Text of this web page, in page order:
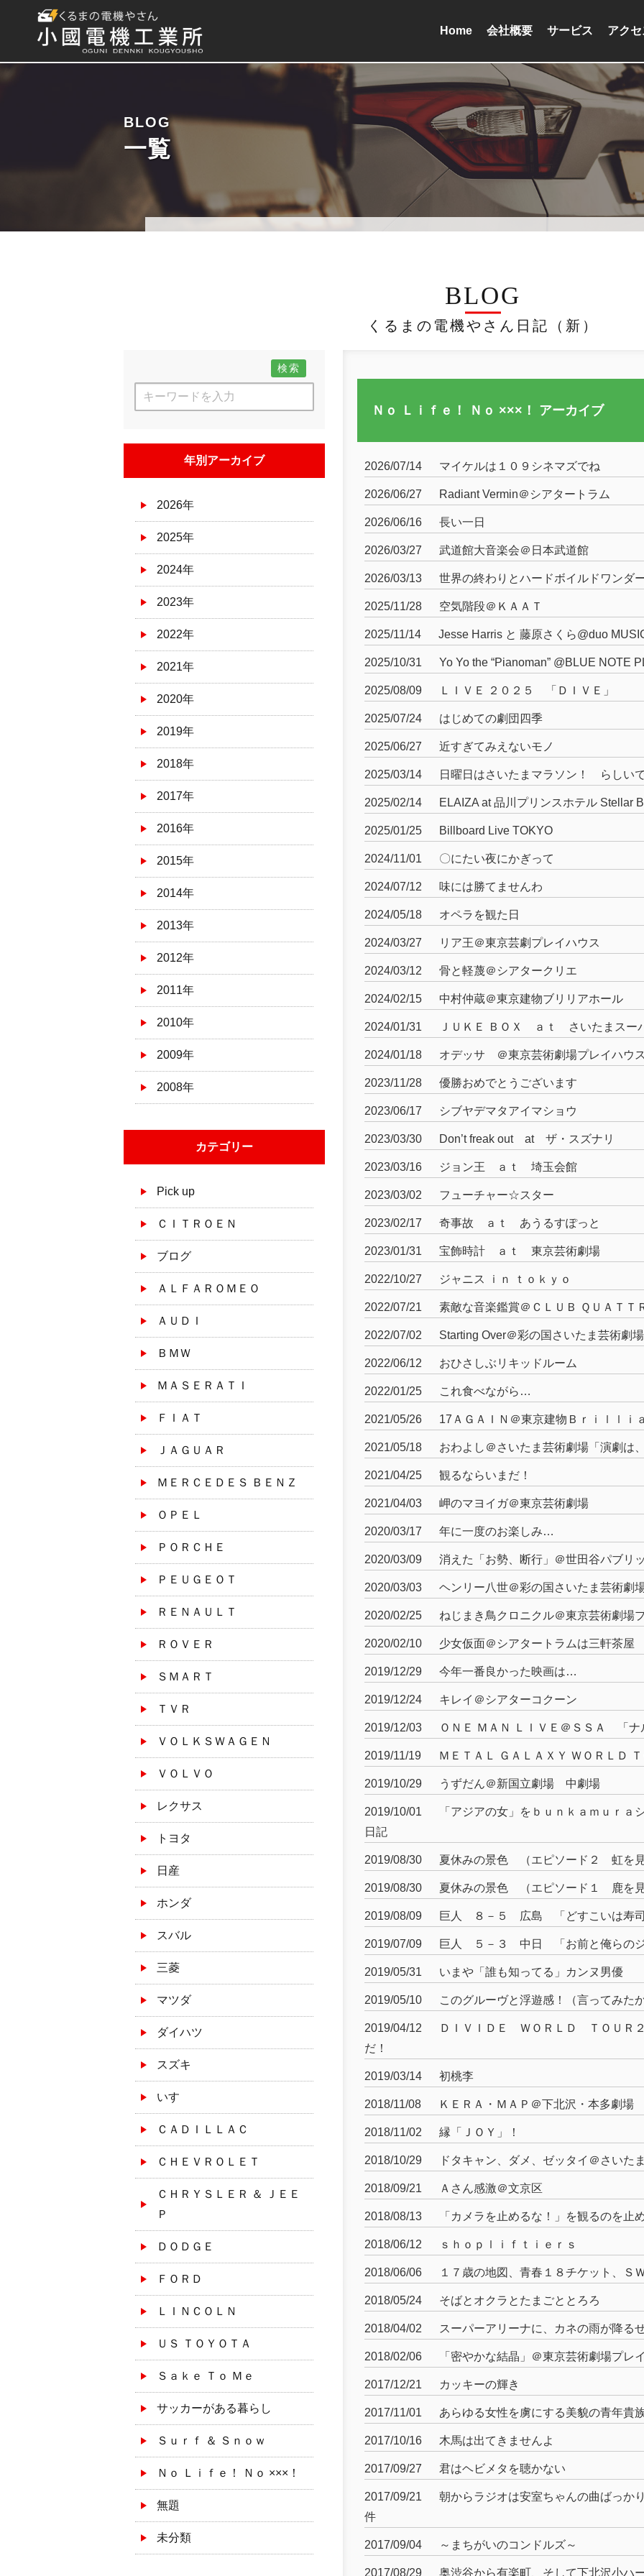
Home 会社概要 サービス アクセ
BLOG
一覧
BLOG
くるまの電機やさん日記（新）
検索
年別アーカイブ
2026年
2025年
2024年
2023年
2022年
2021年
2020年
2019年
2018年
2017年
2016年
2015年
2014年
2013年
2012年
2011年
2010年
2009年
2008年
カテゴリー
Pick up
ＣＩＴＲＯＥＮ
ブログ
ＡＬＦＡＲＯＭＥＯ
ＡＵＤＩ
ＢＭＷ
ＭＡＳＥＲＡＴＩ
ＦＩＡＴ
ＪＡＧＵＡＲ
ＭＥＲＣＥＤＥＳ ＢＥＮＺ
ＯＰＥＬ
ＰＯＲＣＨＥ
ＰＥＵＧＥＯＴ
ＲＥＮＡＵＬＴ
ＲＯＶＥＲ
ＳＭＡＲＴ
ＴＶＲ
ＶＯＬＫＳＷＡＧＥＮ
ＶＯＬＶＯ
レクサス
トヨタ
日産
ホンダ
スバル
三菱
マツダ
ダイハツ
スズキ
いすゞ
ＣＡＤＩＬＬＡＣ
ＣＨＥＶＲＯＬＥＴ
ＣＨＲＹＳＬＥＲ ＆ ＪＥＥ
Ｐ
ＤＯＤＧＥ
ＦＯＲＤ
ＬＩＮＣＯＬＮ
ＵＳ ＴＯＹＯＴＡ
Ｓａｋｅ Ｔｏ Ｍｅ
サッカーがある暮らし
Ｓｕｒｆ ＆ Ｓｎｏｗ
Ｎｏ Ｌｉｆｅ！ Ｎｏ ×××！
無題
未分類
Ｎｏ Ｌｉｆｅ！ Ｎｏ ×××！ アーカイブ
2026/07/14 マイケルは１０９シネマズでね
2026/06/27 Radiant Vermin＠シアタートラム
2026/06/16 長い一日
2026/03/27 武道館大音楽会＠日本武道館
2026/03/13 世界の終わりとハードボイルドワンダ
2025/11/28 空気階段＠ＫＡＡＴ
2025/11/14 Jesse Harris と 藤原さくら@duo
2025/10/31 Yo Yo the “Pianoman” @BLUE NOTE
2025/08/09 ＬＩＶＥ ２０２５ 「ＤＩＶＥ」
2025/07/24 はじめての劇団四季
2025/06/27 近すぎてみえないモノ
2025/03/14 日曜日はさいたまマラソン！ らしいで
2025/02/14 ELAIZA at 品川プリンスホテル Stellar
2025/01/25 Billboard Live TOKYO
2024/11/01 〇にたい夜にかぎって
2024/07/12 味には勝てませんわ
2024/05/18 オペラを観た日
2024/03/27 リア王＠東京芸劇プレイハウス
2024/03/12 骨と軽蔑＠シアタークリエ
2024/02/15 中村仲蔵＠東京建物ブリリアホール
2024/01/31 ＪＵＫＥ ＢＯＸ ａｔ さいたまスー
2024/01/18 オデッサ ＠東京芸術劇場プレイハウス
2023/11/28 優勝おめでとうございます
2023/06/17 シブヤデマタアイマショウ
2023/03/30 Don’t freak out at ザ・スズナリ
2023/03/16 ジョン王 ａｔ 埼玉会館
2023/03/02 フューチャー☆スター
2023/02/17 奇事故 ａｔ あうるすぽっと
2023/01/31 宝飾時計 ａｔ 東京芸術劇場
2022/10/27 ジャニス ｉｎ ｔｏｋｙｏ
2022/07/21 素敵な音楽鑑賞＠ＣＬＵＢ ＱＵＡＴＴ
2022/07/02 Starting Over＠彩の国さいたま芸術劇場
2022/06/12 おひさしぶリキッドルーム
2022/01/25 これ食べながら…
2021/05/26 17ＡＧＡＩＮ＠東京建物Ｂｒｉｌｌｉ
2021/05/18 おわよし＠さいたま芸術劇場「演劇は
2021/04/25 観るならいまだ！
2021/04/03 岬のマヨイガ＠東京芸術劇場
2020/03/17 年に一度のお楽しみ…
2020/03/09 消えた「お勢、断行」＠世田谷パブリ
2020/03/03 ヘンリー八世＠彩の国さいたま芸術劇
2020/02/25 ねじまき鳥クロニクル＠東京芸術劇場
2020/02/10 少女仮面＠シアタートラムは三軒茶屋
2019/12/29 今年一番良かった映画は…
2019/12/24 キレイ＠シアターコクーン
2019/12/03 ＯＮＥ ＭＡＮ ＬＩＶＥ＠ＳＳＡ 「ナ
2019/11/19 ＭＥＴＡＬ ＧＡＬＡＸＹ ＷＯＲＬＤ
2019/10/29 うずだん＠新国立劇場 中劇場
2019/10/01
「アジアの女」をｂｕｎｋａｍｕｒａ
日記
2019/08/30 夏休みの景色 （エピソード２ 虹を見
2019/08/30 夏休みの景色 （エピソード１ 鹿を見
2019/08/09 巨人 ８－５ 広島 「どすこいは寿司
2019/07/09 巨人 ５－３ 中日 「お前と俺らのジ
2019/05/31 いまや「誰も知ってる」カンヌ男優
2019/05/10 このグルーヴと浮遊感！（言ってみた
2019/04/12
ＤＩＶＩＤＥ ＷＯＲＬＤ ＴＯＵＲ
だ！
2019/03/14 初桃李
2018/11/08 ＫＥＲＡ・ＭＡＰ＠下北沢・本多劇場
2018/11/02 縁「ＪＯＹ」！
2018/10/29 ドタキャン、ダメ、ゼッタイ＠さいた
2018/09/21 Ａさん感激＠文京区
2018/08/13 「カメラを止めるな！」を観るのを止
2018/06/12 ｓｈｏｐｌｉｆｔｉｅｒｓ
2018/06/06 １７歳の地図、青春１８チケット、Ｓ
2018/05/24 そばとオクラとたまごととろろ
2018/04/02 スーパーアリーナに、カネの雨が降る
2018/02/06 「密やかな結晶」＠東京芸術劇場プレ
2017/12/21 カッキーの輝き
2017/11/01 あらゆる女性を虜にする美貌の青年貴
2017/10/16 木馬は出てきませんよ
2017/09/27 君はヘビメタを聴かない
2017/09/21
朝からラジオは安室ちゃんの曲ばっか
件
2017/09/04 ～まちがいのコンドルズ～
2017/08/29 奥渋谷から有楽町、そして下北沢小ハ